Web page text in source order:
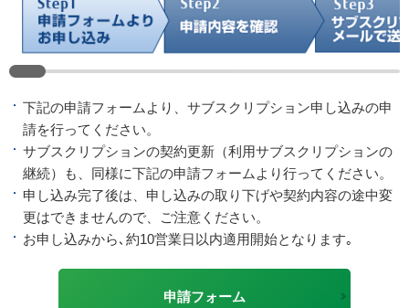
下記の申請フォームより、サブスクリプション申し込みの申
請を行ってください。
サブスクリプションの契約更新（利用サブスクリプションの
継続）も、同様に下記の申請フォームより行ってください。
申し込み完了後は、申し込みの取り下げや契約内容の途中変
更はできませんので、ご注意ください。
お申し込みから､約10営業日以内適用開始となります｡
申請フォーム